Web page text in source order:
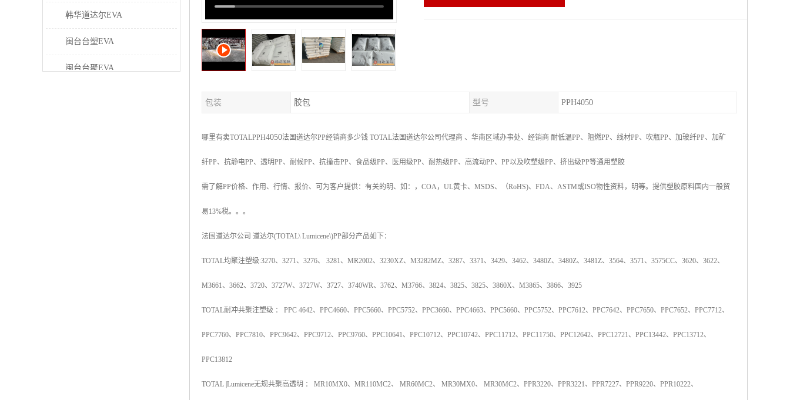
韩华道达尔EVA
闽台台塑EVA
闽台台聚EVA
包装 胶包 型号 PPH4050
哪里有卖TOTALPPH4050法国道达尔PP经销商多少钱 TOTAL法国道达尔公司代理商 、华南区域办事处、经销商 耐低温PP、阻燃PP、线材PP、吹瓶PP、加玻纤PP、加矿
纤PP、抗静电PP、透明PP、耐候PP、抗撞击PP、食品级PP、医用级PP、耐热级PP、高流动PP、 PP以及吹塑级PP、挤出级PP等通用塑胶
需了解PP价格、作用、行情、报价、可为客户提供：有关的明、如：， COA， UL黄卡、 MSDS、 （RoHS)、 FDA、 ASTM或ISO物性资料，明等。提供塑胶原料国内一般贸
易13%税。。。
法国道达尔公司 道达尔(TOTAL\ Lumicene\)PP部分产品如下：
TOTAL均聚注塑级:3270、 3271、 3276、 3281、 MR2002、 3230XZ、 M3282MZ、 3287、 3371、 3429、 3462、 3480Z、 3480Z、 3481Z、 3564、 3571、 3575CC、 3620、 3622、
M3661、 3662、 3720、 3727W、 3727W、 3727、 3740WR、 3762、 M3766、 3824、 3825、 3825、 3860X、 M3865、 3866、 3925
TOTAL耐冲共聚注塑级 ： PPC 4642、 PPC4660、 PPC5660、 PPC5752、 PPC3660、 PPC4663、 PPC5660、 PPC5752、 PPC7612、 PPC7642、 PPC7650、 PPC7652、 PPC7712、
PPC7760、 PPC7810、 PPC9642、 PPC9712、 PPC9760、 PPC10641、 PPC10712、 PPC10742、 PPC11712、 PPC11750、 PPC12642、 PPC12721、 PPC13442、 PPC13712、
PPC13812
TOTAL |Lumicene无规共聚高透明 ： MR10MX0、 MR110MC2、 MR60MC2、 MR30MX0、 MR30MC2、 PPR3220、 PPR3221、 PPR7227、 PPR9220、 PPR10222、